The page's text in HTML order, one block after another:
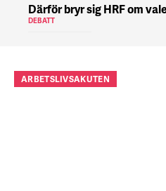
Därför bryr sig HRF om
DEBATT
ARBETSLIVSAKUTEN